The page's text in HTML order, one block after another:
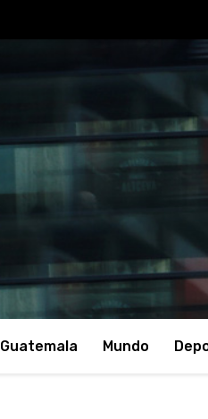
Guatemala Mundo